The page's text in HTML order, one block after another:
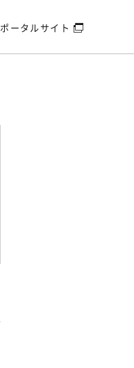
ポータルサイト